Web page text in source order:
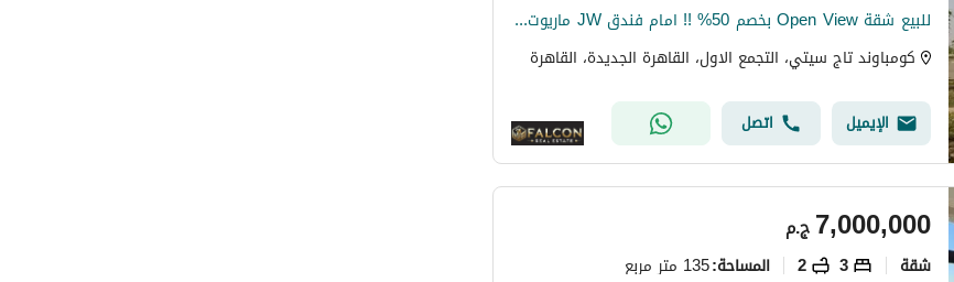
للبيع شقة Open View بخصم 50% !! امام فندق JW ماريوت فى قلب التجمع القاهرة الجديدة _ كمبوند تاج سيتي Taj City
كومباوند تاج سيتي، التجمع الاول، القاهرة الجديدة، القاهرة
الإيميل اتصل
ج.م7,000,000
شقة 3
2 المساحة:135 متر مربع